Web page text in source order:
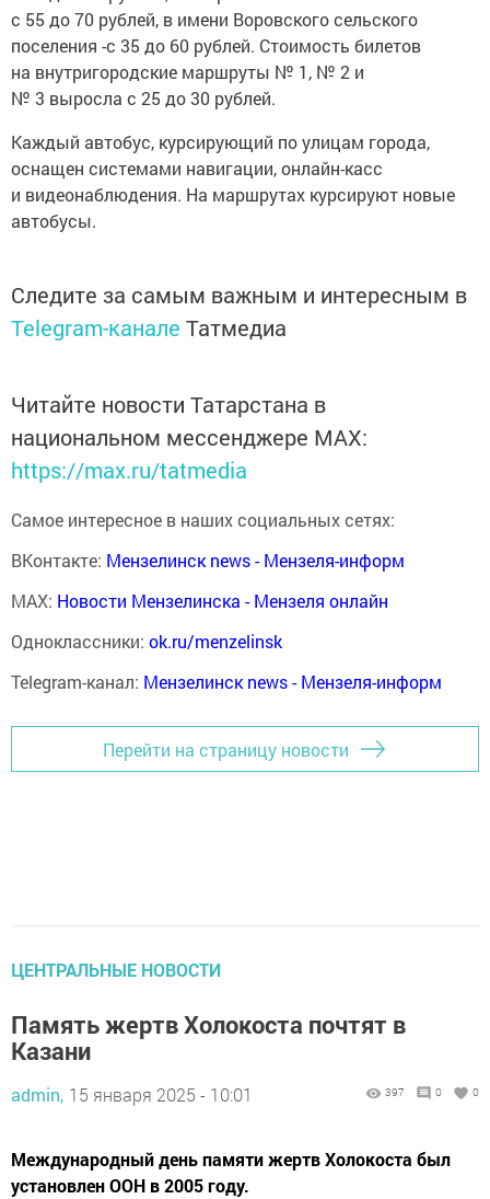
с 55 до 70 рублей, в имени Воровского сельского
поселения -с 35 до 60 рублей. Стоимость билетов
на внутригородские маршруты № 1, № 2 и
№ 3 выросла с 25 до 30 рублей.
Каждый автобус, курсирующий по улицам города,
оснащен системами навигации, онлайн-касс
и видеонаблюдения. На маршрутах курсируют новые
автобусы.
Следите за самым важным и интересным в
Telegram-канале Татмедиа
Читайте новости Татарстана в
национальном мессенджере MАХ:
https://max.ru/tatmedia
Самое интересное в наших социальных сетях:
ВКонтакте: Мензелинск news - Мензеля-информ
MAX: Новости Мензелинска - Мензеля онлайн
Одноклассники: ok.ru/menzelinsk
Telegram-канал: Мензелинск news - Мензеля-информ
Перейти на страницу новости
ЦЕНТРАЛЬНЫЕ НОВОСТИ
Память жертв Холокоста почтят в
Казани
admin, 15 января 2025 - 10:01 397 0 0
Международный день памяти жертв Холокоста был
установлен ООН в 2005 году.